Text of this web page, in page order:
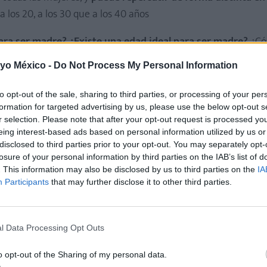
México - Do Not Process My Personal Information
opt-out of the sale, sharing to third parties, or processing of your
for targeted advertising by us, please use the below opt-out
selection. Please note that after your opt-out request is processed
interest-based ads based on personal information utilized by us
to third parties prior to your opt-out. You may separately
of your personal information by third parties on the IAB’s list of
This information may also be disclosed by us to third parties on the
Participants that may further disclose it to other third parties.
Data Processing Opt Outs
opt-out of the Sharing of my personal data.
los 20, a los 30 que a los 40 años
ser madre? ¿Existe una edad ideal para ser madre?
llegado a una edad más adulta? ¡En este artículo,
a los 16
la mejor forma de saber qué se siente cuando una mujer
se trata de una chica que se quedó embarazada a los 16
muy emotivo!
el embarazo